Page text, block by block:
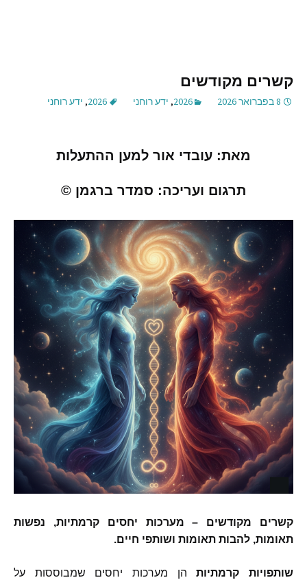
קשרים מקודשים
8 בפברואר 2026 2026
, ידע רוחני 2026
, ידע רוחני
מאת: עובדי אור למען ההתעלות
תרגום ועריכה: סמדר ברגמן ©
קשרים מקודשים – מערכות יחסים קרמתיות, נפשות
תאומות, להבות תאומות ושותפי חיים.
שותפויות קרמתיותהן מערכות יחסים שמבוססות על